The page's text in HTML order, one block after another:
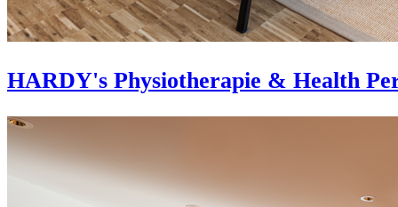
HARDY's Physiotherapie & Health